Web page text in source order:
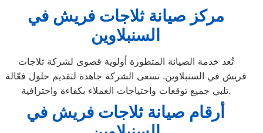
مركز صيانة ثلاجات فريش في
السنبلاوين
تُعد خدمة الصيانة المتطورة أولوية قصوى لشركة ثلاجات
فريش في السنبلاوين. تسعى الشركة جاهدة لتقديم حلول فعّالة
تلبي جميع توقعات واحتياجات العملاء بكفاءة واحترافية.
أرقام صيانة ثلاجات فريش في